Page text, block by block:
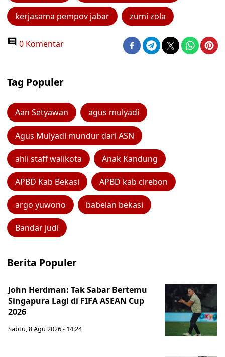
kerjasama pempov jabar zumi zola
0 Komentar
Tag Populer
Aan Setyawan agus mulyadi
Agus Mulyadi mundur dari ASN
ahli staff walikota Anak Kandung
APBD Kab Bekasi APBD kab cirebon
argo yuwono babelan bekasi
Bandar judi
Berita Populer
John Herdman: Tak Sabar Bertemu
Singapura Lagi di FIFA ASEAN Cup
2026
Sabtu, 8 Agu 2026 - 14:24